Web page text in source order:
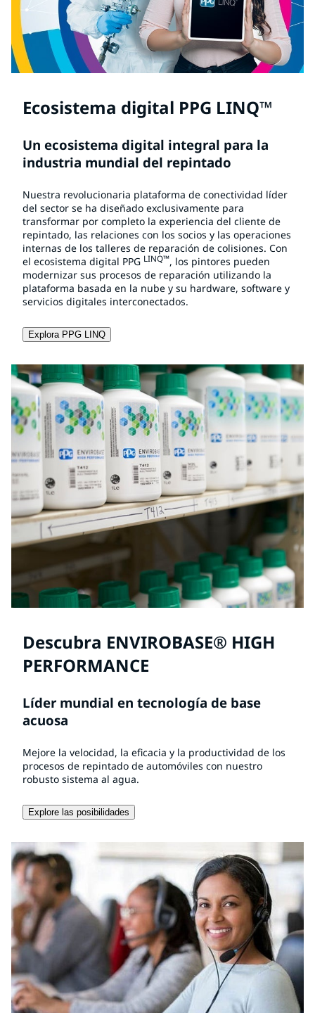
Ecosistema digital PPG LINQ™
Un ecosistema digital integral para la
industria mundial del repintado
Nuestra revolucionaria plataforma de conectividad líder
del sector se ha diseñado exclusivamente para
transformar por completo la experiencia del cliente de
repintado, las relaciones con los socios y las operaciones
internas de los talleres de reparación de colisiones. Con
el ecosistema digital PPG LINQ™, los pintores pueden
modernizar sus procesos de reparación utilizando la
plataforma basada en la nube y su hardware, software y
servicios digitales interconectados.
Explora PPG LINQ
Descubra ENVIROBASE® HIGH
PERFORMANCE
Líder mundial en tecnología de base
acuosa
Mejore la velocidad, la eficacia y la productividad de los
procesos de repintado de automóviles con nuestro
robusto sistema al agua.
Explore las posibilidades